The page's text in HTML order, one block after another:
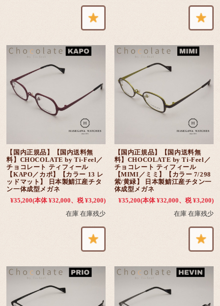
【国内正規品】【国内送料無
料】CHOCOLATE by Ti-Feel／
チョコレート ティフィール
【KAPO／カポ】【カラー 13 レ
ッドマット】 日本製鯖江産チタ
ン一体成型メガネ
¥35,200(本体 ¥32,000、税 ¥3,200)
在庫 在庫残少
【国内正規品】【国内送料無
料】CHOCOLATE by Ti-Feel／
チョコレート ティフィール
【MIMI／ミミ】【カラー 7/298
紫/黄緑】 日本製鯖江産チタン一
体成型メガネ
¥35,200(本体 ¥32,000、税 ¥3,200)
在庫 在庫残少